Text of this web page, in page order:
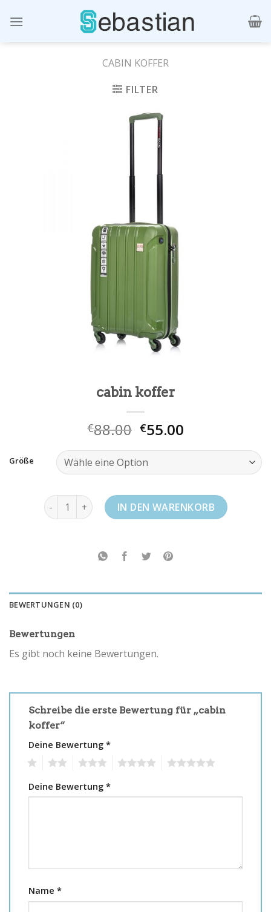
CABIN KOFFER
FILTER
cabin koffer
€88.00 €55.00
Größe
cabin koffer MengeIN DEN WARENKORB
BEWERTUNGEN (0)
Bewertungen
Es gibt noch keine Bewertungen.
Schreibe die erste Bewertung für „cabin
koffer“
Deine Bewertung *
Deine Bewertung *
Name *